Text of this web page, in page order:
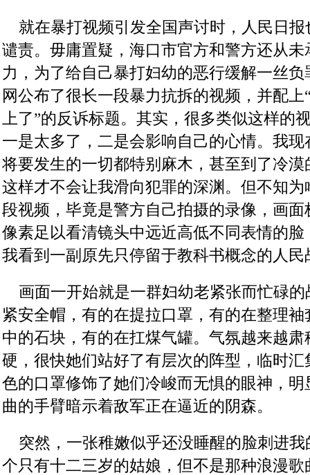
就在暴打视频引发全国声讨时，人民日报
谴责。毋庸置疑，海口市官方和警方还从
力，为了给自己暴打妇幼的恶行缓解一丝
网公布了很长一段暴力抗拆的视频，并配上
上了”的反诉标题。其实，很多类似这样的
一是太多了，二是会影响自己的心情。我
将要发生的一切都特别麻木，甚至到了冷
这样才不会让我滑向犯罪的深渊。但不知
段视频，毕竟是警方自己拍摄的录像，画
像素足以看清镜头中远近高低不同表情的
我看到一副原先只停留于教科书概念的人民
画面一开始就是一群妇幼老紧张而忙碌的
紧安全帽，有的在提拉口罩，有的在整理
中的石块，有的在扛煤气罐。气氛越来越
硬，很快她们站好了有层次的阵型，临时
色的口罩修饰了她们冷峻而无惧的眼神，
曲的手臂暗示着敌军正在逼近的阴森。
突然，一张稚嫩似乎还没睡醒的脸刺进我
个只有十二三岁的姑娘，但不是那种浪漫